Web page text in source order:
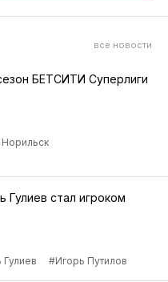
все новости
БЕТСИТИ Суперлиги
Гулиев стал игроком
#Игорь Путилов